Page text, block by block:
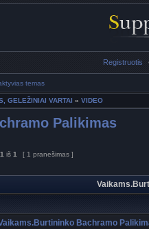
Registruotis
temas
GELEŽINIAI VARTAI » VIDEO
Palikimas
1 iš 1 [ 1 pranešimas ]
Bachramo